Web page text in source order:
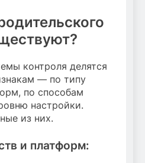
контроля делятся
— по типу
по способам
настройки.
из них.
и платформ: